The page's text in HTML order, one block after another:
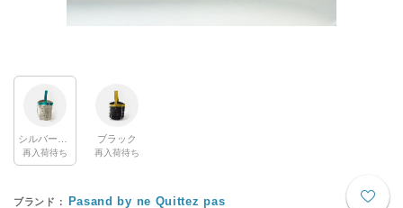
再入荷待ち
ブラック
再入荷待ち
Pasand by ne Quittez pas